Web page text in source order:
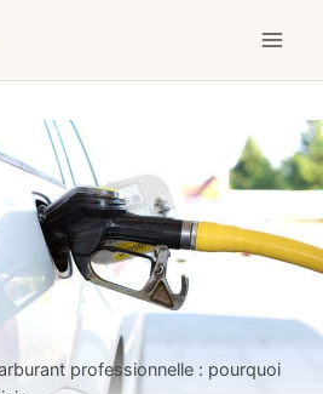
professionnelle : pourquoi